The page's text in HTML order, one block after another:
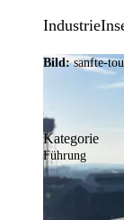
Bild:sanfte-
Kategorie
Führung